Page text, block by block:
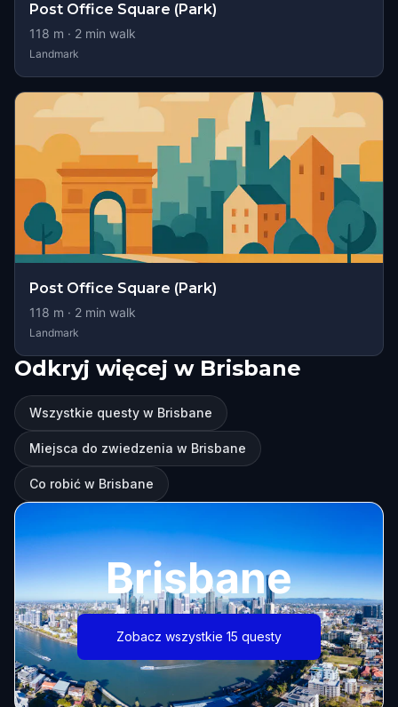
Post Office Square (Park)
118 m · 2 min walk
Landmark
Post Office Square (Park)
118 m · 2 min walk
Landmark
Odkryj więcej w Brisbane
Wszystkie questy w Brisbane
Miejsca do zwiedzenia w Brisbane
Co robić w Brisbane
Brisbane
Zobacz wszystkie 15 questy